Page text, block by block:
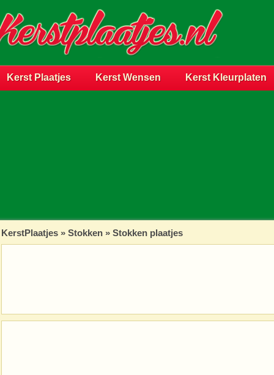
Kerst Plaatjes Kerst Wensen Kerst Kleurplaten
KerstPlaatjes » Stokken » Stokken plaatjes